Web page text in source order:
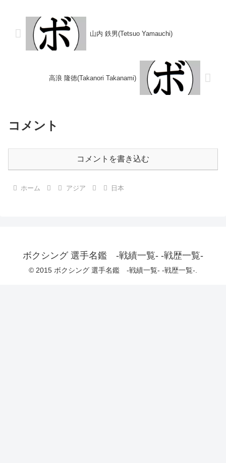
フェザー級優勝 【戦...
山内 鉄男(Tetsuo Yamauchi)
高浪 隆徳(Takanori Takanami)
コメント
コメントを書き込む
ホーム アジア 日本
ボクシング 選手名鑑 -戦績一覧- -戦歴一覧-
© 2015 ボクシング 選手名鑑 -戦績一覧- -戦歴一覧-.